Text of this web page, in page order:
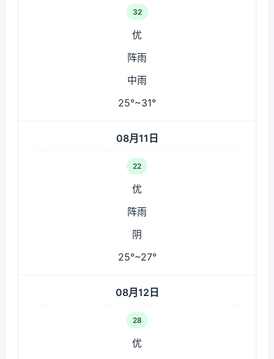
32
优
阵雨
中雨
25°~31°
08月11日
22
优
阵雨
阴
25°~27°
08月12日
28
优